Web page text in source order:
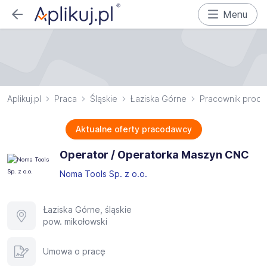
Menu
Aplikuj.pl Praca Śląskie Łaziska Górne Pracownik
Aktualne oferty pracodawcy
Operator / Operatorka Maszyn CNC
Noma Tools Sp. z o.o.
Łaziska Górne, śląskie
pow. mikołowski
Umowa o pracę